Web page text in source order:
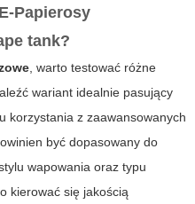
Papierosy
tank?
, warto testować różne
wariant idealnie pasujący
korzystania z zaawansowanych
być dopasowany do
wapowania oraz typu
kierować się jakością